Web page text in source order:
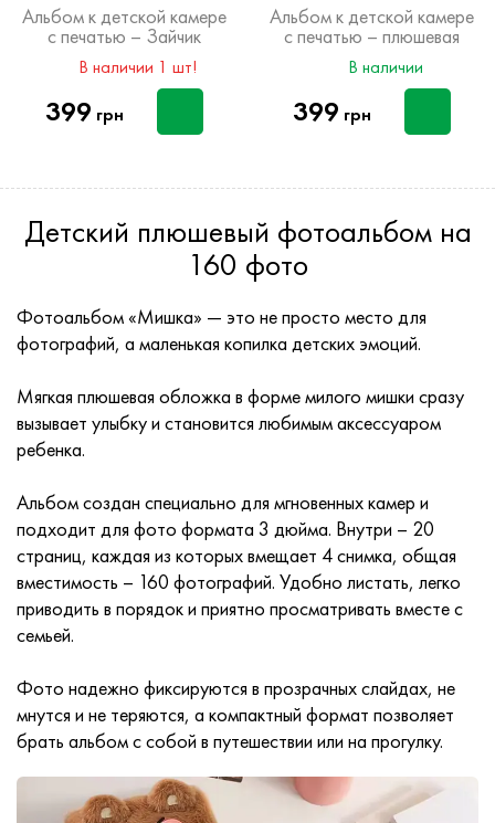
Альбом к детской камере
с печатью – Зайчик
В наличии 1 шт!
399 грн
Альбом к детской камере
с печатью – плюшевая
Cобачка
В наличии
399 грн
Детский плюшевый фотоальбом на
160 фото
Фотоальбом «Мишка» — это не просто место для
фотографий, а маленькая копилка детских эмоций.
Мягкая плюшевая обложка в форме милого мишки сразу
вызывает улыбку и становится любимым аксессуаром
ребенка.
Альбом создан специально для мгновенных камер и
подходит для фото формата 3 дюйма. Внутри – 20
страниц, каждая из которых вмещает 4 снимка, общая
вместимость – 160 фотографий. Удобно листать, легко
приводить в порядок и приятно просматривать вместе с
семьей.
Фото надежно фиксируются в прозрачных слайдах, не
мнутся и не теряются, а компактный формат позволяет
брать альбом с собой в путешествии или на прогулку.